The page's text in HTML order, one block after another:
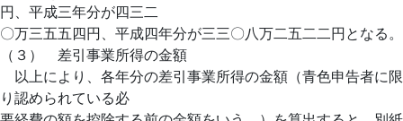
円、平成三年分が四三二
〇万三五五四円、平成四年分が三三〇八万二五二二円となる。
（３） 差引事業所得の金額
以上により、各年分の差引事業所得の金額（青色申告者に限
り認められている必